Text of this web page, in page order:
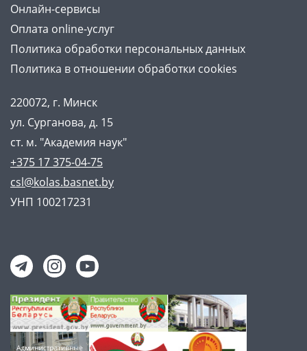
Онлайн-сервисы
Оплата online-услуг
Политика обработки персональных данных
Политика в отношении обработки cookies
220072, г. Минск
ул. Сурганова, д. 15
ст. м. "Академия наук"
+375 17 375-04-75
csl@kolas.basnet.by
УНП 100217231